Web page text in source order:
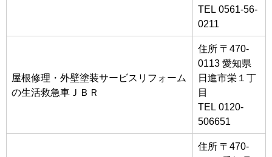
TEL 0561-56-
0211
屋根修理・外壁塗装サービスリフォーム
の生活救急車ＪＢＲ
住所 〒470-
0113 愛知県
日進市栄１丁
目
TEL 0120-
506651
住所 〒470-